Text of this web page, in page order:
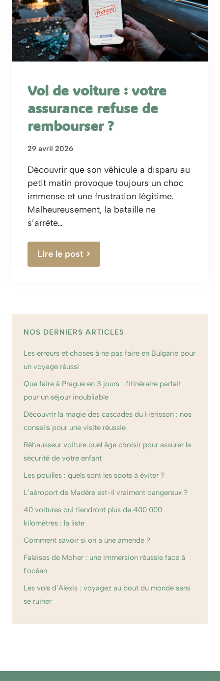
Vol de voiture : votre
assurance refuse de
rembourser ?
29 avril 2026
Découvrir que son véhicule a disparu au
petit matin provoque toujours un choc
immense et une frustration légitime.
Malheureusement, la bataille ne
s’arrête…
Lire le post >
NOS DERNIERS ARTICLES
Les erreurs et choses à ne pas faire en Bulgarie pour
un voyage réussi
Que faire à Prague en 3 jours : l’itinéraire parfait
pour un séjour inoubliable
Découvrir la magie des cascades du Hérisson : nos
conseils pour une visite réussie
Réhausseur voiture quel âge choisir pour assurer la
sécurité de votre enfant
Les pouilles : quels sont les spots à éviter ?
L’aéroport de Madère est-il vraiment dangereux ?
40 voitures qui tiendront plus de 400 000
kilomètres : la liste
Comment savoir si on a une amende ?
Falaises de Moher : une immersion réussie face à
l’océan
Les vols d’Alexis : voyagez au bout du monde sans
se ruiner